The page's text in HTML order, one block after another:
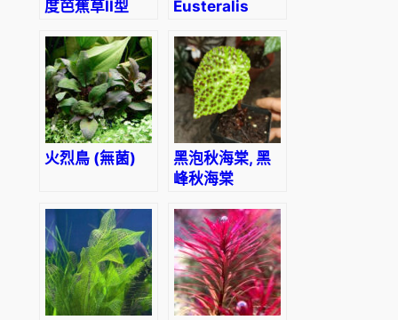
度芭蕉草II型
meeboldii
‘Red’
Eusteralis
Octopus
(Pogostemon
stellatus)
火烈鳥 (無菌)
黑泡秋海棠, 黑
峰秋海棠
melanobullata
(Vietnam
ferox)